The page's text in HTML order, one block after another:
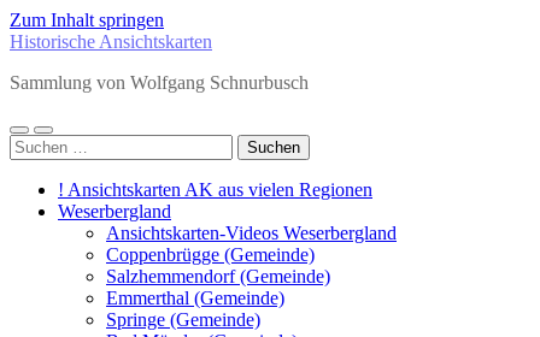
Zum Inhalt springen
Historische Ansichtskarten
Sammlung von Wolfgang Schnurbusch
Mobile-
Menü
Suchfeld
ein-/ausblenden
Suchen
nach:
! Ansichtskarten AK aus vielen Regionen
Weserbergland
Ansichtskarten-Videos Weserbergland
Coppenbrügge (Gemeinde)
Salzhemmendorf (Gemeinde)
Emmerthal (Gemeinde)
Springe (Gemeinde)